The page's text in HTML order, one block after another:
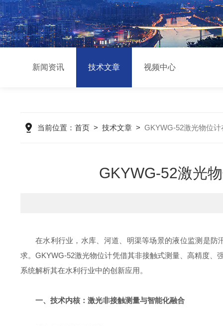
新闻资讯 技术文章 视频中心
当前位置： 首页> 技术文章> GKYWG-52激光物位
GKYWG-52激光
在水利行业，水库、河道、明渠等场景的液位监测是
求。GKYWG-52激光物位计凭借其非接触式测量、高精度、
系统解析其在水利行业中的创新应用。
一、技术内核：激光非接触测量与智能化融合